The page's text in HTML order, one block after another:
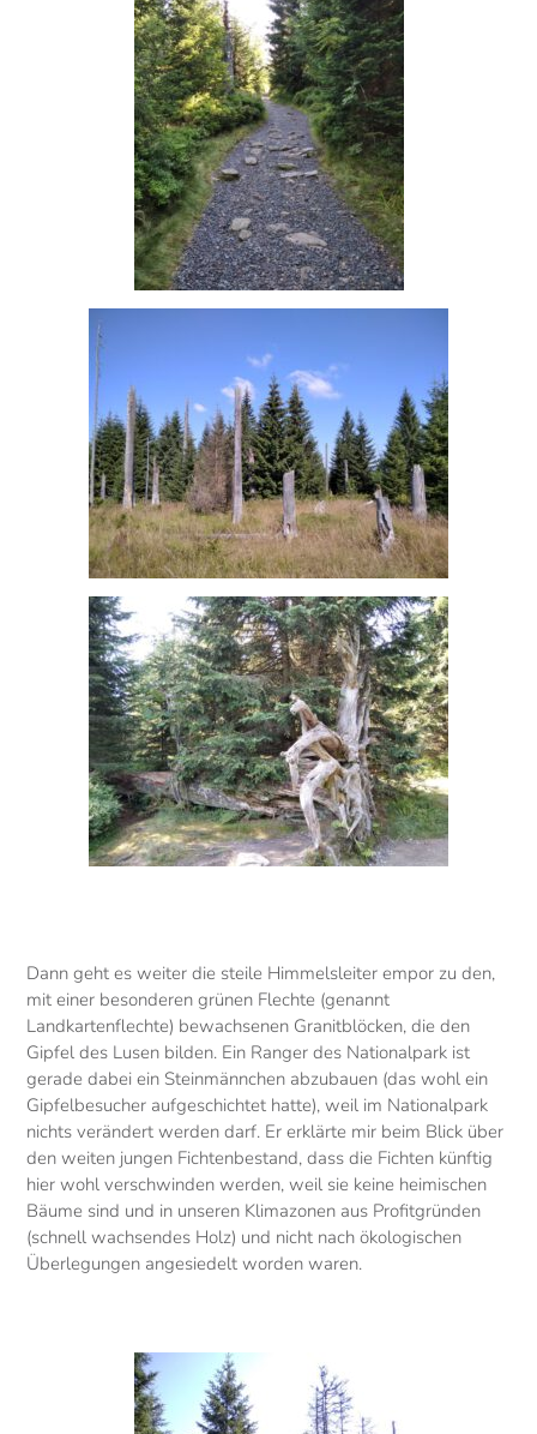
Dann geht es weiter die steile Himmelsleiter empor zu den,
mit einer besonderen grünen Flechte (genannt
Landkartenflechte) bewachsenen Granitblöcken, die den
Gipfel des Lusen bilden. Ein Ranger des Nationalpark ist
gerade dabei ein Steinmännchen abzubauen (das wohl ein
Gipfelbesucher aufgeschichtet hatte), weil im Nationalpark
nichts verändert werden darf. Er erklärte mir beim Blick über
den weiten jungen Fichtenbestand, dass die Fichten künftig
hier wohl verschwinden werden, weil sie keine heimischen
Bäume sind und in unseren Klimazonen aus Profitgründen
(schnell wachsendes Holz) und nicht nach ökologischen
Überlegungen angesiedelt worden waren.